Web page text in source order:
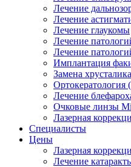
Лечение
Лечение
Лечение глаукомы
Лечение
Лечение
Имплантация
Замена хрусталика
Лечение
Очковые линзы
Лазерная
Специалисты
Цены
Лазерная
Лечение